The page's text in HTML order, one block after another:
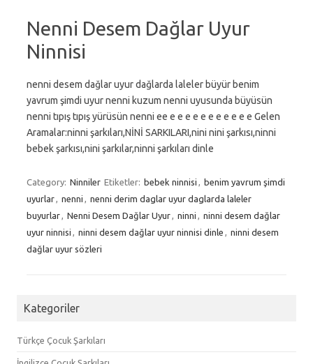
Nenni Desem Dağlar Uyur
Ninnisi
nenni desem dağlar uyur dağlarda laleler büyür benim
yavrum şimdi uyur nenni kuzum nenni uyusunda büyüsün
nenni tıpış tıpış yürüsün nenni ee e e e e e e e e e e e Gelen
Aramalar:ninni şarkıları,NİNİ SARKILARI,nini nini şarkısı,ninni
bebek şarkısı,nini şarkılar,ninni şarkıları dinle
Category: Ninniler Etiketler: bebek ninnisi
benim yavrum şimdi
uyurlar
nenni
nenni derim daglar uyur daglarda laleler
buyurlar
Nenni Desem Dağlar Uyur ninni
ninni desem dağlar
uyur ninnisi
ninni desem dağlar uyur ninnisi dinle
ninni desem
dağlar uyur sözleri
Kategoriler
Türkçe Çocuk Şarkıları